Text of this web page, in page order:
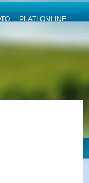
PLATI ONLINE